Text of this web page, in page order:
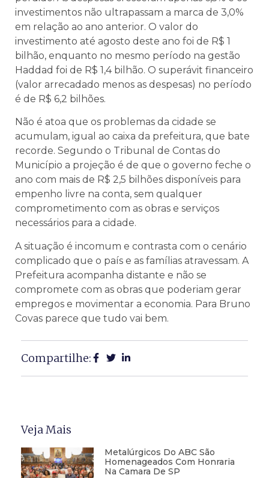
investimentos não ultrapassam a marca de 3,0%
em relação ao ano anterior. O valor do
investimento até agosto deste ano foi de R$ 1
bilhão, enquanto no mesmo período na gestão
Haddad foi de R$ 1,4 bilhão. O superávit financeiro
(valor arrecadado menos as despesas) no período
é de R$ 6,2 bilhões.
Não é atoa que os problemas da cidade se
acumulam, igual ao caixa da prefeitura, que bate
recorde. Segundo o Tribunal de Contas do
Município a projeção é de que o governo feche o
ano com mais de R$ 2,5 bilhões disponíveis para
empenho livre na conta, sem qualquer
comprometimento com as obras e serviços
necessários para a cidade.
A situação é incomum e contrasta com o cenário
complicado que o país e as famílias atravessam. A
Prefeitura acompanha distante e não se
compromete com as obras que poderiam gerar
empregos e movimentar a economia. Para Bruno
Covas parece que tudo vai bem.
Compartilhe:
Veja Mais
Metalúrgicos Do ABC São
Homenageados Com Honraria
Na Camara De SP